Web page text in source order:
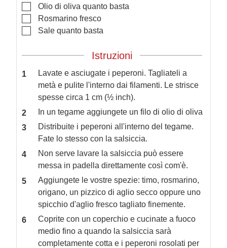
▢
Olio di oliva quanto basta
▢
Rosmarino fresco
▢
Sale quanto basta
Istruzioni
Lavate e asciugate i peperoni. Tagliateli a
metà e pulite l'interno dai filamenti. Le strisce
spesse circa 1 cm (½ inch).
In un tegame aggiungete un filo di olio di oliva
Distribuite i peperoni all'interno del tegame.
Fate lo stesso con la salsiccia.
Non serve lavare la salsiccia può essere
messa in padella direttamente così com'è.
Aggiungete le vostre spezie: timo, rosmarino,
origano, un pizzico di aglio secco oppure uno
spicchio d'aglio fresco tagliato finemente.
Coprite con un coperchio e cucinate a fuoco
medio fino a quando la salsiccia sarà
completamente cotta e i peperoni rosolati per